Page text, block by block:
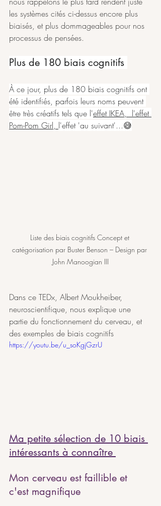
les systèmes cités ci-dessus encore plus
biaisés, et plus dommageables pour nos
processus de pensées.
Plus de 180 biais cognitifs
À ce jour, plus de 180 biais cognitifs ont
été identifiés, parfois leurs noms peuvent
être très créatifs tels que l'effet IKEA, l'effet
Pom-Pom Girl, l'effet 'au suivant'...😅
Liste des biais cognitifs Concept et
catégorisation par Buster Benson – Design par
John Manoogian III
Dans ce TEDx, Albert Moukheiber,
neuroscientifique, nous explique une
partie du fonctionnement du cerveau, et
des exemples de biais cognitifs
https://youtu.be/u_soKgjGzrU
Ma petite sélection de 10 biais
intéressants à connaître
Mon cerveau est faillible et
c'est magnifique